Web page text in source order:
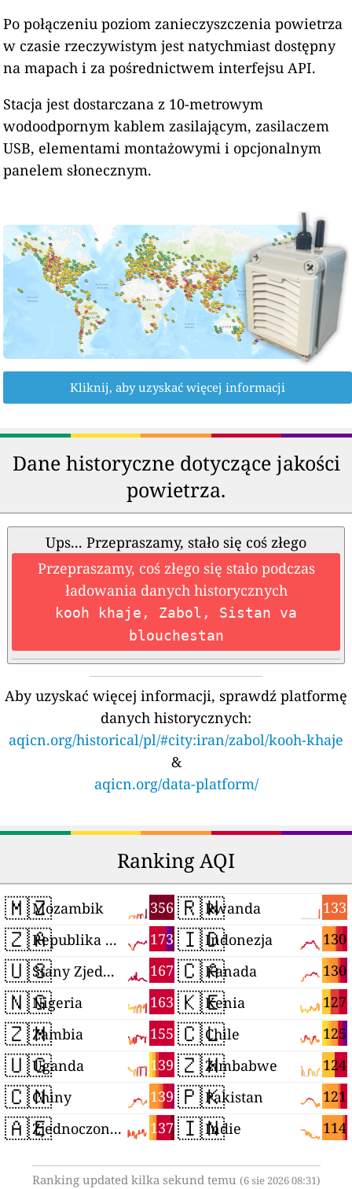
Po połączeniu poziom zanieczyszczenia powietrza
w czasie rzeczywistym jest natychmiast dostępny
na mapach i za pośrednictwem interfejsu API.
Stacja jest dostarczana z 10-metrowym
wodoodpornym kablem zasilającym, zasilaczem
USB, elementami montażowymi i opcjonalnym
panelem słonecznym.
Kliknij, aby uzyskać więcej informacji
Dane historyczne dotyczące jakości
powietrza.
Ups... Przepraszamy, stało się coś złego
Przepraszamy, coś złego się stało podczas
ładowania danych historycznych
kooh khaje, Zabol, Sistan va
blouchestan
Aby uzyskać więcej informacji, sprawdź platformę
danych historycznych:
aqicn.org/historical/pl/#city:iran/zabol/kooh-khaje
&
aqicn.org/data-platform/
Ranking AQI
🇲🇿 356
Mozambik
🇿🇦 173
Republika Południowej Afryki
🇺🇸 167
Stany Zjednoczone
🇳🇬 163
Nigeria
🇿🇲 155
Zambia
🇺🇬 139
Uganda
🇨🇳 139
Chiny
🇦🇪 137
Zjednoczone Emiraty Arabskie
🇷🇼 133
Rwanda
🇮🇩 130
Indonezja
🇨🇦 130
Kanada
🇰🇪 127
Kenia
🇨🇱 125
Chile
🇿🇼 124
Zimbabwe
🇵🇰 121
Pakistan
🇮🇳 114
Indie
Ranking updated kilka sekund temu (6 sie 2026 08:31)